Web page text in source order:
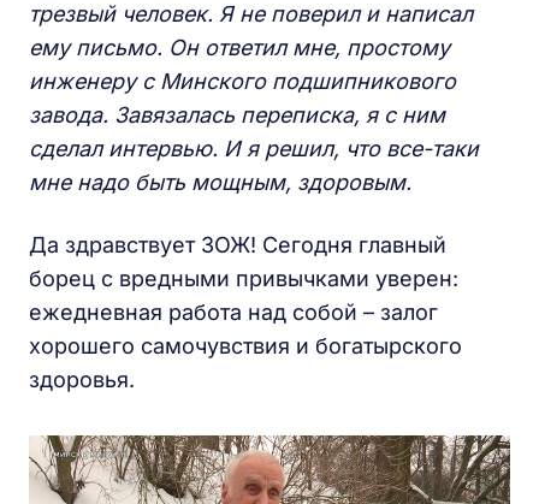
трезвый человек. Я не поверил и написал
ему письмо. Он ответил мне, простому
инженеру с Минского подшипникового
завода. Завязалась переписка, я с ним
сделал интервью. И я решил, что все-таки
мне надо быть мощным, здоровым.
Да здравствует ЗОЖ! Сегодня главный
борец с вредными привычками уверен:
ежедневная работа над собой – залог
хорошего самочувствия и богатырского
здоровья.